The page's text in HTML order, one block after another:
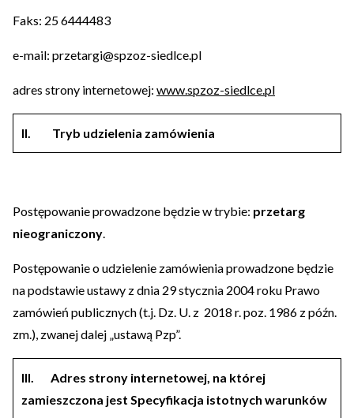
Faks: 25 6444483
e-mail: przetargi@spzoz-siedlce.pl
adres strony internetowej: www.spzoz-siedlce.pl
II. Tryb udzielenia zamówienia
Postępowanie prowadzone będzie w trybie: przetarg
nieograniczony.
Postępowanie o udzielenie zamówienia prowadzone będzie
na podstawie ustawy z dnia 29 stycznia 2004 roku Prawo
zamówień publicznych (t.j. Dz. U. z 2018 r. poz. 1986 z późn.
zm.), zwanej dalej „ustawą Pzp”.
III. Adres strony internetowej, na której
zamieszczona jest Specyfikacja istotnych warunków